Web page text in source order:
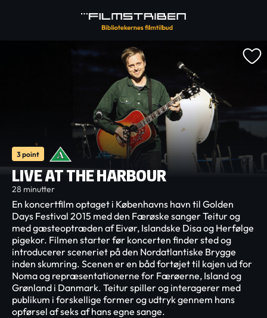
3 point
LIVE AT THE HARBOUR
28 minutter
En koncertfilm optaget i Københavns havn til Golden
Days Festival 2015 med den Færøske sanger Teitur og
med gæsteoptræden af Eivør, Islandske Disa og Herfølge
pigekor. Filmen starter før koncerten finder sted og
introducerer sceneriet på den Nordatlantiske Brygge
inden skumring. Scenen er en båd fortøjet til kajen ud for
Noma og repræsentationerne for Færøerne, Island og
Grønland i Danmark. Teitur spiller og interagerer med
publikum i forskellige former og udtryk gennem hans
opførsel af seks af hans egne sange.